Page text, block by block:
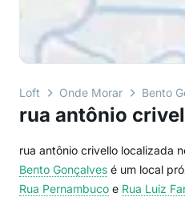
Loft Onde Morar Bento
rua antônio
rua antônio crivello localizada
Bento Gonçalves é um local
Rua Pernambuco e Rua Luiz